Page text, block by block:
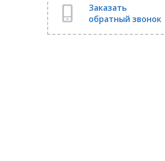
Заказать
обратный звонок